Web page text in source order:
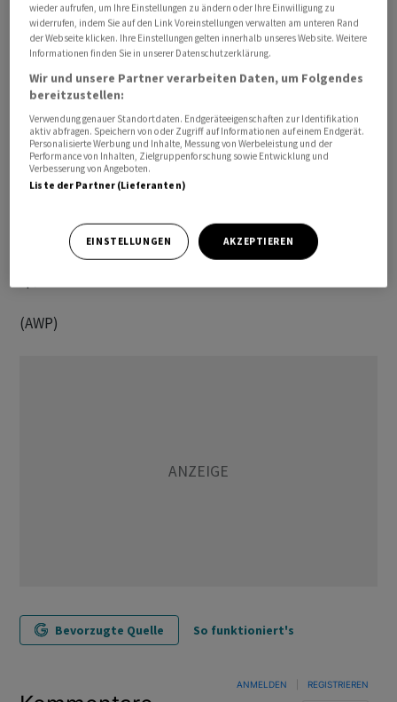
Das Gericht hatte zum Prozessauftakt im März die
meisten der von der Staatsanwaltschaft in Auftrag
gegebenen Gutachten gegen Nestlé Waters annulliert,
darunter Analysen zum Mikroplastikgehalt sowie
Berichte von beratenden Ingenieuren.
Dem Unternehmen wird vorgeworfen, in den 1960er und
1970er Jahren illegale Deponien in der Nähe seiner
Mineralwasser-Abfüllanlagen betrieben zu haben. Auf
Kubikmeter Abfälle befunden haben.
(AWP)
Bevorzugte Quelle So funktioniert's
ANMELDEN REGISTRIEREN
wieder aufrufen, um Ihre Einstellungen zu ändern oder Ihre Einwilligung zu
widerrufen, indem Sie auf den Link Voreinstellungen verwalten am unteren Rand
der Webseite klicken. Ihre Einstellungen gelten innerhalb unseres Website. Weitere
Informationen finden Sie in unserer Datenschutzerklärung.
Wir und unsere Partner verarbeiten Daten, um Folgendes
bereitzustellen:
Verwendung genauer Standortdaten. Endgeräteeigenschaften zur Identifikation
aktiv abfragen. Speichern von oder Zugriff auf Informationen auf einem Endgerät.
Personalisierte Werbung und Inhalte, Messung von Werbeleistung und der
Performance von Inhalten, Zielgruppenforschung sowie Entwicklung und
Verbesserung von Angeboten.
Liste der Partner (Lieferanten)
EINSTELLUNGEN AKZEPTIEREN